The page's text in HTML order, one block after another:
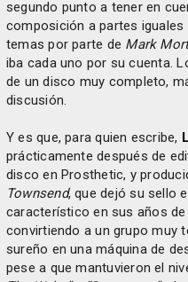
segundo punto a tener en
composición a partes
temas por parte de Mark
iba cada uno por su cuenta.
de un disco muy completo,
discusión.
Y es que, para quien escribe,
prácticamente después de
disco en Prosthetic, y
Townsend, que dejó su sello
característico en sus años de
convirtiendo a un grupo muy
sureño en una máquina de
pese a que mantuvieron el